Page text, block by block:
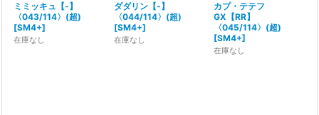
ミミッキュ【-】
〈043/114〉(超)
[SM4+]
在庫なし
ダダリン【-】
〈044/114〉(超)
[SM4+]
在庫なし
カプ・テテフ
GX【RR】
〈045/114〉(超)
[SM4+]
在庫なし